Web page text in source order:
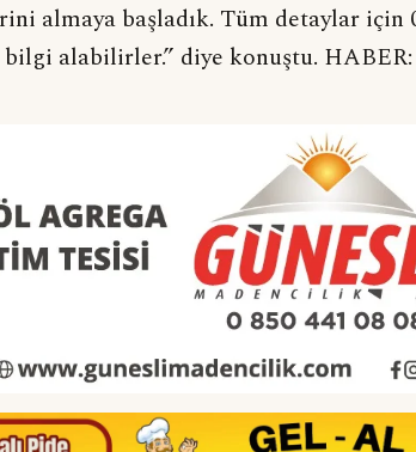
almaya başladık. Tüm detaylar için
alabilirler.” diye konuştu.